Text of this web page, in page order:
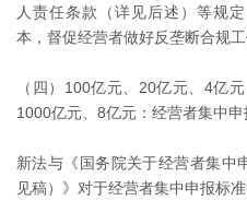
人责任条款（详见后述）等规
本，督促经营者做好反垄断合规工
（四）100亿元、20亿元、4亿
1000亿元、8亿元：经营者集中
新法与《国务院关于经营者集中
见稿）》对于经营者集中申报标